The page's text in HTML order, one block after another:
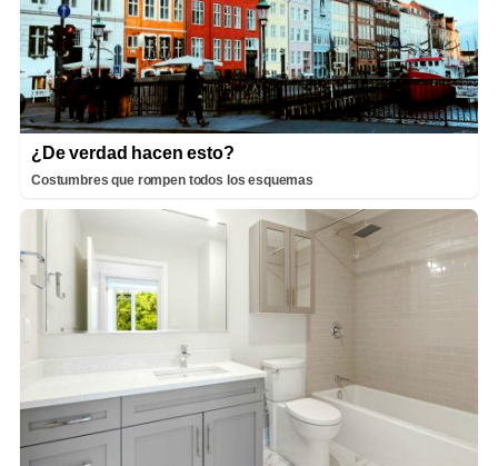
¿De verdad hacen esto?
Costumbres que rompen todos los esquemas